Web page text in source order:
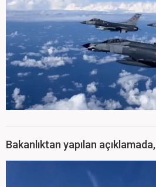
Bakanlıktan yapılan açıklamada,